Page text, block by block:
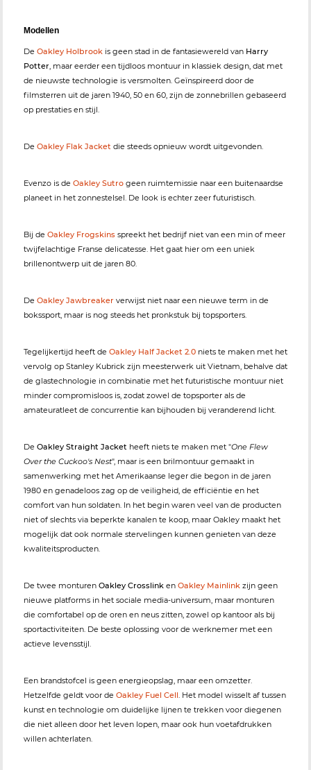
Modellen
De Oakley Holbrook is geen stad in de fantasiewereld van Harry
Potter, maar eerder een tijdloos montuur in klassiek design, dat met
de nieuwste technologie is versmolten. Geïnspireerd door de
filmsterren uit de jaren 1940, 50 en 60, zijn de zonnebrillen gebaseerd
op prestaties en stijl.
De Oakley Flak Jacket die steeds opnieuw wordt uitgevonden.
Evenzo is de Oakley Sutro geen ruimtemissie naar een buitenaardse
planeet in het zonnestelsel. De look is echter zeer futuristisch.
Bij de Oakley Frogskins spreekt het bedrijf niet van een min of meer
twijfelachtige Franse delicatesse. Het gaat hier om een uniek
brillenontwerp uit de jaren 80.
De Oakley Jawbreaker verwijst niet naar een nieuwe term in de
bokssport, maar is nog steeds het pronkstuk bij topsporters.
Tegelijkertijd heeft de Oakley Half Jacket 2.0 niets te maken met het
vervolg op Stanley Kubrick zijn meesterwerk uit Vietnam, behalve dat
de glastechnologie in combinatie met het futuristische montuur niet
minder compromisloos is, zodat zowel de topsporter als de
amateuratleet de concurrentie kan bijhouden bij veranderend licht.
De Oakley Straight Jacket heeft niets te maken met "One Flew
Over the Cuckoo's Nest", maar is een brilmontuur gemaakt in
samenwerking met het Amerikaanse leger die begon in de jaren
1980 en genadeloos zag op de veiligheid, de efficiëntie en het
comfort van hun soldaten. In het begin waren veel van de producten
niet of slechts via beperkte kanalen te koop, maar Oakley maakt het
mogelijk dat ook normale stervelingen kunnen genieten van deze
kwaliteitsproducten.
De twee monturen Oakley Crosslink en Oakley Mainlink zijn geen
nieuwe platforms in het sociale media-universum, maar monturen
die comfortabel op de oren en neus zitten, zowel op kantoor als bij
sportactiviteiten. De beste oplossing voor de werknemer met een
actieve levensstijl.
Een brandstofcel is geen energieopslag, maar een omzetter.
Hetzelfde geldt voor de Oakley Fuel Cell. Het model wisselt af tussen
kunst en technologie om duidelijke lijnen te trekken voor diegenen
die niet alleen door het leven lopen, maar ook hun voetafdrukken
willen achterlaten.